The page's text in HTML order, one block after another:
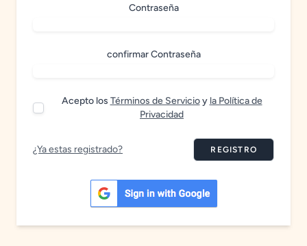
Contraseña
confirmar Contraseña
Acepto los Términos de Servicioy la Política de
Privacidad
¿Ya estas registrado? REGISTRO